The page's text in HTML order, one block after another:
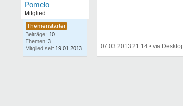
Pomelo
Mitglied
Beiträge: 10
Themen: 3
Mitglied seit: 19.01.2013 07.03.2013 21:14 •